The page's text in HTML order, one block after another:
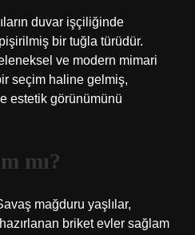
duvar işçiliğinde
bir tuğla türüdür.
ve modern mimari
seçim haline gelmiş,
estetik görünümünü
mı?
mağduru yaşlılar,
briket evler sağlam